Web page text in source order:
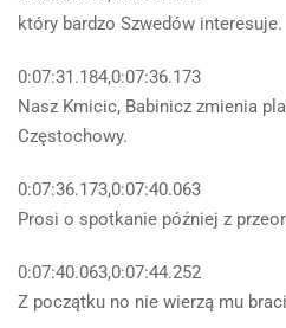
który bardzo Szwedów interesuje.
0:07:31.184,0:07:36.173
Nasz Kmicic, Babinicz zmienia
Częstochowy.
0:07:36.173,0:07:40.063
Prosi o spotkanie później z
0:07:40.063,0:07:44.252
Z początku no nie wierzą mu